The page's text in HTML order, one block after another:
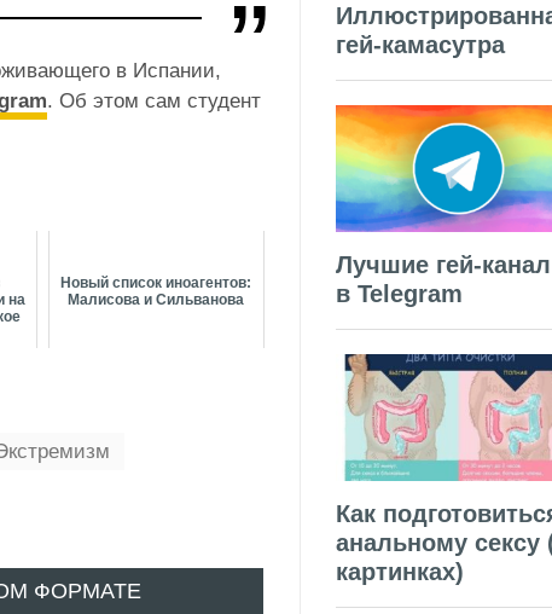
в Испании,
. Об этом сам студент
на
Новый список иноагентов:
Малисова и Сильванова
ФОРМАТЕ
гей-камасутра
Лучшие гей-
в Telegram
Как
анальному сексу
картинках)